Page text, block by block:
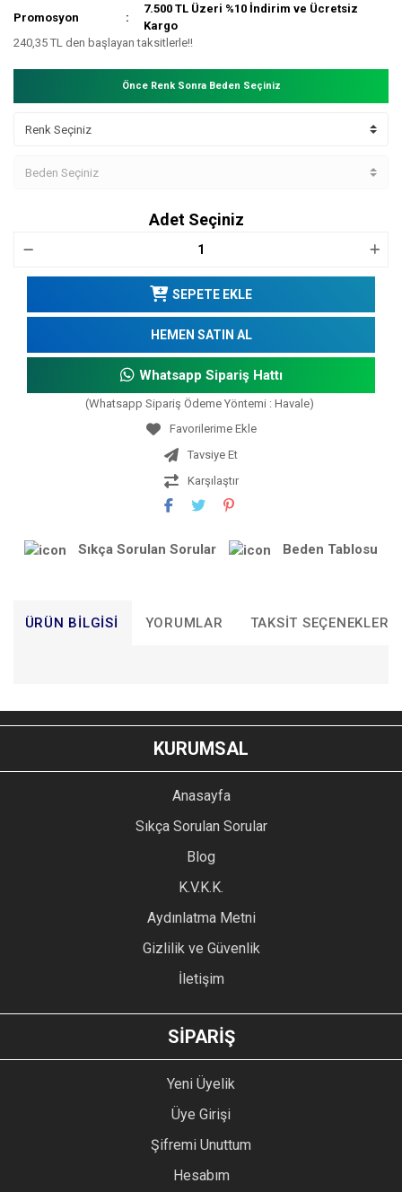
Promosyon
7.500 TL Üzeri %10 İndirim ve Ücretsiz
Kargo
240,35 TL den başlayan taksitlerle!!
Önce Renk Sonra Beden Seçiniz
Adet Seçiniz
SEPETE EKLE
HEMEN SATIN AL
Whatsapp Sipariş Hattı
(Whatsapp Sipariş Ödeme Yöntemi : Havale)
Tavsiye Et
Karşılaştır
Sıkça Sorulan Sorular Beden Tablosu
ÜRÜN BILGISI YORUMLAR TAKSIT SEÇENEKLERI
YORUM YAZ
Bu ürünün fiyat bilgisi, resim, ürün açıklamalarında ve diğer
konularda yetersiz gördüğünüz noktaları öneri formunu
kullanarak tarafımıza iletebilirsiniz.
Ürün resmi kalitesiz, bozuk veya görüntülenemiyor.
Ürün açıklamasında eksik bilgiler bulunuyor.
Ürün bilgilerinde hatalar bulunuyor.
Ürün fiyatı diğer sitelerden daha pahalı.
GÖNDER
KURUMSAL
Anasayfa
Sıkça Sorulan Sorular
Blog
K.V.K.K.
Aydınlatma Metni
Gizlilik ve Güvenlik
İletişim
SİPARİŞ
Yeni Üyelik
Üye Girişi
Şifremi Unuttum
Hesabım